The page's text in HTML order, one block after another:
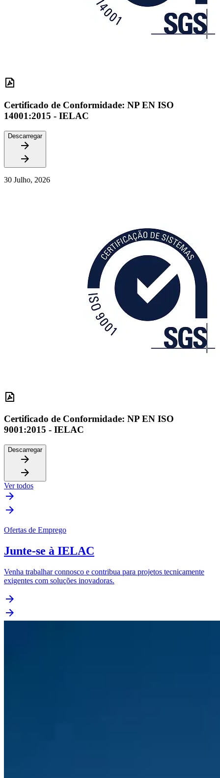
Certificado de Conformidade: NP EN ISO
14001:2015 - IELAC
Descarregar
30 Julho, 2026
Certificado de Conformidade: NP EN ISO
9001:2015 - IELAC
Descarregar
Ver todos
Ofertas de Emprego
Junte-se à IELAC
Venha trabalhar connosco e contribua para projetos tecnicamente
exigentes com soluções inovadoras.